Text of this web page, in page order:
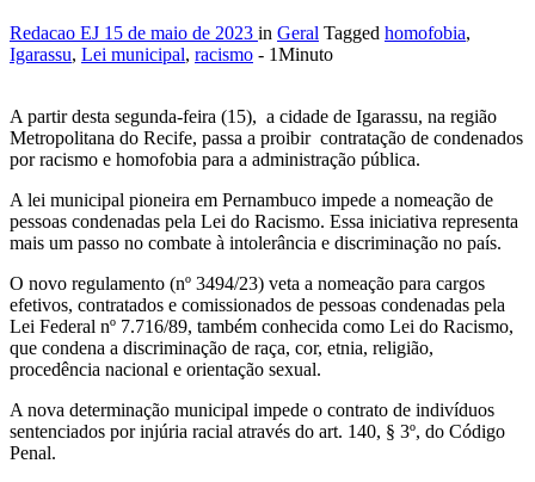
Redacao EJ 15 de maio de 2023 in Geral Tagged homofobia,
Igarassu, Lei municipal, racismo - 1Minuto
A partir desta segunda-feira (15), a cidade de Igarassu, na região
Metropolitana do Recife, passa a proibir contratação de condenados
por racismo e homofobia para a administração pública.
A lei municipal pioneira em Pernambuco impede a nomeação de
pessoas condenadas pela Lei do Racismo. Essa iniciativa representa
mais um passo no combate à intolerância e discriminação no país.
O novo regulamento (nº 3494/23) veta a nomeação para cargos
efetivos, contratados e comissionados de pessoas condenadas pela
Lei Federal nº 7.716/89, também conhecida como Lei do Racismo,
que condena a discriminação de raça, cor, etnia, religião,
procedência nacional e orientação sexual.
A nova determinação municipal impede o contrato de indivíduos
sentenciados por injúria racial através do art. 140, § 3º, do Código
Penal.